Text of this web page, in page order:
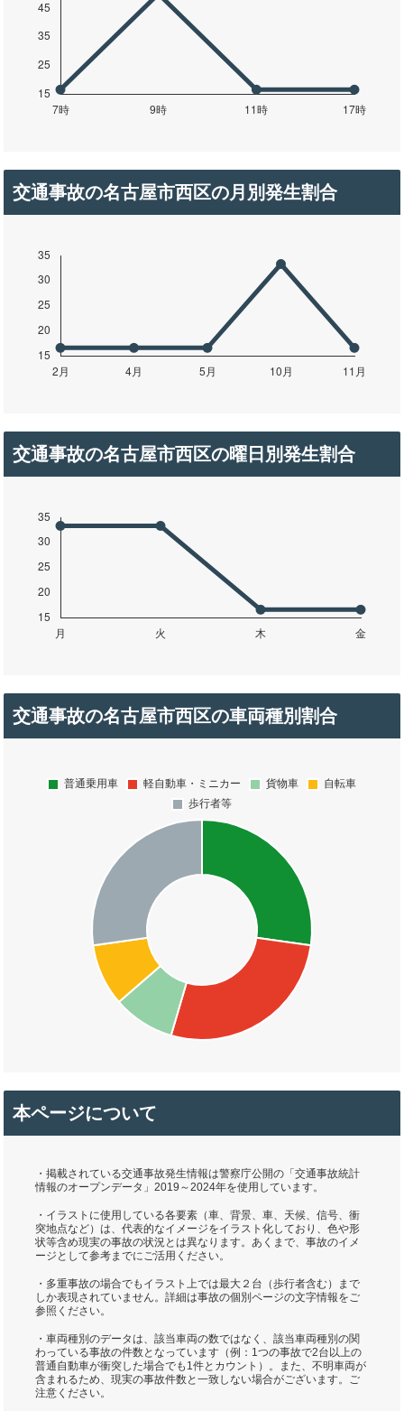
交通事故の名古屋市西区の月別発生割合
交通事故の名古屋市西区の曜日別発生割合
交通事故の名古屋市西区の車両種別割合
本ページについて
・掲載されている交通事故発生情報は警察庁公開の「交通事故統計
情報のオープンデータ」2019～2024年を使用しています。
・イラストに使用している各要素（車、背景、車、天候、信号、衝
突地点など）は、代表的なイメージをイラスト化しており、色や形
状等含め現実の事故の状況とは異なります。あくまで、事故のイメ
ージとして参考までにご活用ください。
・多重事故の場合でもイラスト上では最大２台（歩行者含む）まで
しか表現されていません。詳細は事故の個別ページの文字情報をご
参照ください。
・車両種別のデータは、該当車両の数ではなく、該当車両種別の関
わっている事故の件数となっています（例：1つの事故で2台以上の
普通自動車が衝突した場合でも1件とカウント）。また、不明車両が
含まれるため、現実の事故件数と一致しない場合がございます。ご
注意ください。